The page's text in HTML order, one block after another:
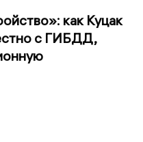
как Куцак
с ГИБДД,